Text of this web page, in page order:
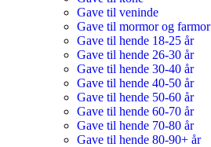
Gave til veninde
Gave til mormor og farmor
Gave til hende 18-25 år
Gave til hende 26-30 år
Gave til hende 30-40 år
Gave til hende 40-50 år
Gave til hende 50-60 år
Gave til hende 60-70 år
Gave til hende 70-80 år
Gave til hende 80-90+ år